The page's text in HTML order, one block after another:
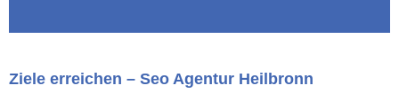
Ziele erreichen – Seo Agentur Heilbronn